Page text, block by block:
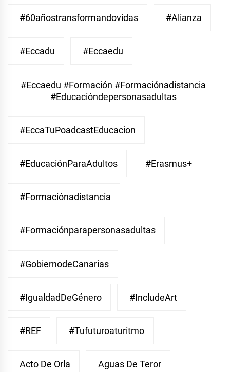
#60añostransformandovidas #Alianza
#eccadu #eccaedu
#eccaedu #formación #formaciónadistancia
#educacióndepersonasadultas
#EccaTuPoadcastEducacion
#EducaciónParaAdultos #Erasmus+
#Formaciónadistancia
#Formaciónparapersonasadultas
#GobiernodeCanarias
#IgualdadDeGénero #IncludeArt
#REF #Tufuturoaturitmo
Acto De Orla Aguas De Teror